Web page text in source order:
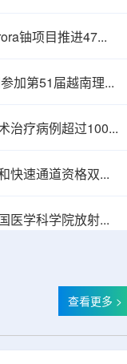
90%打通核医
鹰核能公司 (Eagle Nuclear Energy)Aurora铀项目推进47孔预可研钻探
杜布纳联合核子研究所（JINR）代表团参加第51届越南理论物理会议
韩国东南地区核医学中心癌症冷冻消融术治疗病例超过100例
中国原研核药首次获得FDA突破性疗法和快速通道资格双重认定
不列颠哥伦比亚癌症中心林国贤教授中国医学科学院放射医学研究所开展学术交流
查看更多 >